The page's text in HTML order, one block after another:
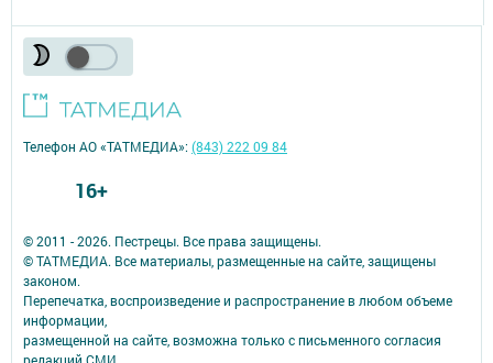
© 2011 - 2026. Пестрецы. Все права защищены.
© ТАТМЕДИА. Все материалы, размещенные на сайте, защищены
законом.
Перепечатка, воспроизведение и распространение в любом объеме
информации,
размещенной на сайте, возможна только с письменного согласия
Телефон АО «ТАТМЕДИА»:(843) 222 09 84
16+